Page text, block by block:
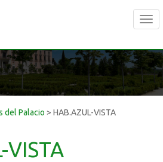
del Palacio > HAB.AZUL-VISTA
VISTA